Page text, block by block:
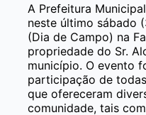
A Prefeitura
neste último sábado
(Dia de Campo) na
propriedade do Sr.
município. O evento
participação de
que ofereceram
comunidade, tais